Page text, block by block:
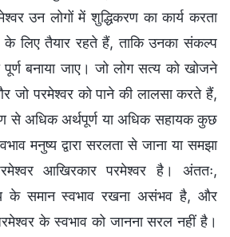
उन लोगों में शुद्धिकरण का कार्य करता
लिए तैयार रहते हैं, ताकि उनका संकल्प
पूर्ण बनाया जाए। जो लोग सत्य को खोजने
जो परमेश्वर को पाने की लालसा करते हैं,
से अधिक अर्थपूर्ण या अधिक सहायक कुछ
मनुष्य द्वारा सरलता से जाना या समझा
आखिरकार परमेश्वर है। अंततः,
के समान स्वभाव रखना असंभव है, और
के स्वभाव को जानना सरल नहीं है।